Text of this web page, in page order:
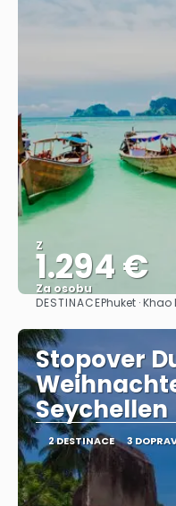
Z
1.294 €
Za osobu
DESTINACEPhuket · Khao
Stopover
Seychellen
2 DESTINACE 3